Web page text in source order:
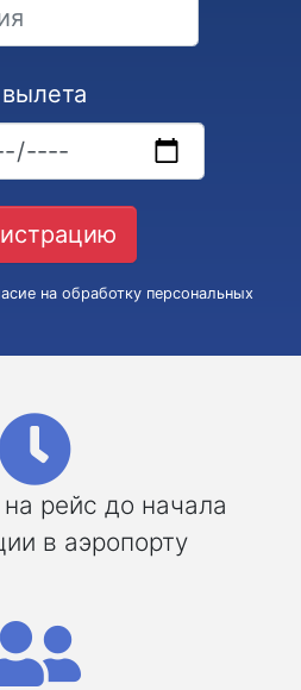
на обработку персональных
рейс до начала
в аэропорту